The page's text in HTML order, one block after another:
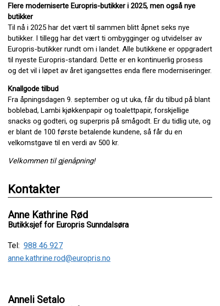
Flere moderniserte Europris-butikker i 2025, men også nye
butikker
Til nå i 2025 har det vært til sammen blitt åpnet seks nye
butikker. I tillegg har det vært ti ombygginger og utvidelser av
Europris-butikker rundt om i landet. Alle butikkene er oppgradert
til nyeste Europris-standard. Dette er en kontinuerlig prosess
og det vil i løpet av året igangsettes enda flere moderniseringer.
Knallgode tilbud
Fra åpningsdagen 9. september og ut uka, får du tilbud på blant
boblebad, Lambi kjøkkenpapir og toalettpapir, forskjellige
snacks og godteri, og superpris på smågodt. Er du tidlig ute, og
er blant de 100 første betalende kundene, så får du en
velkomstgave til en verdi av 500 kr.
Velkommen til gjenåpning!
Kontakter
Anne Kathrine Rød
Butikksjef for Europris Sunndalsøra
Tel: 988 46 927
anne.kathrine.rod@europris.no
Anneli Setalo